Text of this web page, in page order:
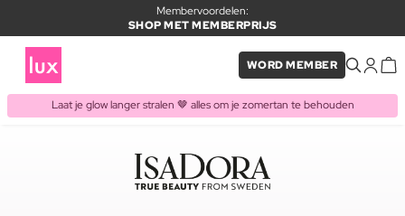
Membervoordelen:
SHOP MET MEMBERPRIJS
WORD MEMBER
Laat je glow langer stralen 🤎 alles om je zomertan te behouden